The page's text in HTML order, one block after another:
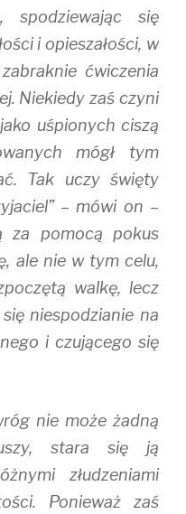
spodziewając się
i opieszałości, w
ćwiczenia
Niekiedy zaś czyni
uśpionych ciszą
mógł tym
Tak uczy święty
– mówi on –
za pomocą pokus
ale nie w tym celu,
walkę, lecz
niespodzianie na
i czującego się
nie może żadną
stara się ją
złudzeniami
Ponieważ zaś